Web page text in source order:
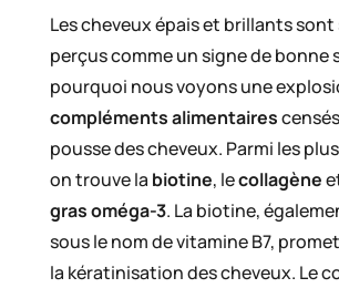
Les cheveux épais et brillants
perçus comme un signe de bonne
pourquoi nous voyons une
compléments alimentaires
pousse des cheveux. Parmi les
on trouve la biotine, lecollagène
gras oméga-3. La biotine,
sous le nom de vitamine B7,
la kératinisation des cheveux. Le